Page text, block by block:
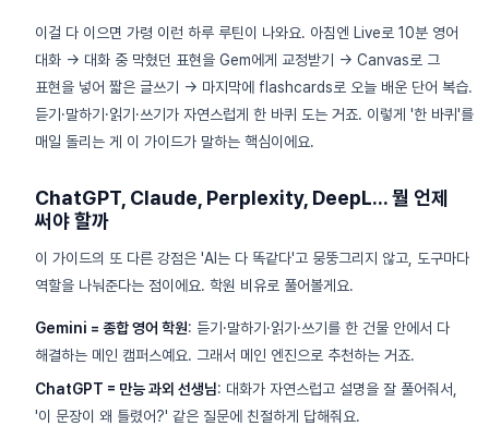
이걸 다 이으면 가령 이런 하루 루틴이 나와요. 아침엔 Live로 10분 영어
대화 → 대화 중 막혔던 표현을 Gem에게 교정받기 → Canvas로 그
표현을 넣어 짧은 글쓰기 → 마지막에 flashcards로 오늘 배운 단어 복습.
듣기·말하기·읽기·쓰기가 자연스럽게 한 바퀴 도는 거죠. 이렇게 '한 바퀴'를
매일 돌리는 게 이 가이드가 말하는 핵심이에요.
ChatGPT, Claude, Perplexity, DeepL... 뭘 언제
써야 할까
이 가이드의 또 다른 강점은 'AI는 다 똑같다'고 뭉뚱그리지 않고, 도구마다
역할을 나눠준다는 점이에요. 학원 비유로 풀어볼게요.
Gemini = 종합 영어 학원: 듣기·말하기·읽기·쓰기를 한 건물 안에서 다
해결하는 메인 캠퍼스예요. 그래서 메인 엔진으로 추천하는 거죠.
ChatGPT = 만능 과외 선생님: 대화가 자연스럽고 설명을 잘 풀어줘서,
'이 문장이 왜 틀렸어?' 같은 질문에 친절하게 답해줘요.